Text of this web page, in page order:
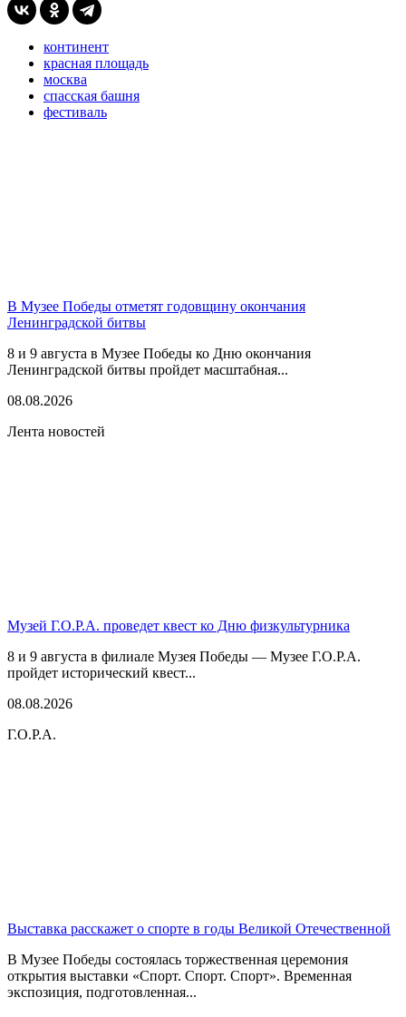
континент
красная площадь
москва
спасская башня
фестиваль
В Музее Победы отметят годовщину окончания
Ленинградской битвы
8 и 9 августа в Музее Победы ко Дню окончания
Ленинградской битвы пройдет масштабная...
08.08.2026
Лента новостей
Музей Г.О.Р.А. проведет квест ко Дню физкультурника
8 и 9 августа в филиале Музея Победы — Музее Г.О.Р.А.
пройдет исторический квест...
08.08.2026
Г.О.Р.А.
Выставка расскажет о спорте в годы Великой Отечественной
В Музее Победы состоялась торжественная церемония
открытия выставки «Спорт. Спорт. Спорт». Временная
экспозиция, подготовленная...